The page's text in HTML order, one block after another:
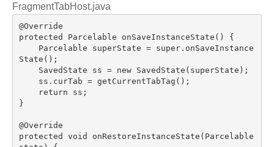
FragmentTabHost.java
@Override
protected Parcelable onSaveInstanceState ()
{
    Parcelable superState =
super.onSaveInstance
State();
    SavedState ss =
new SavedState(superState);
return ss;
}
@Override
protected
void onRestoreInstanceState (Parcelable